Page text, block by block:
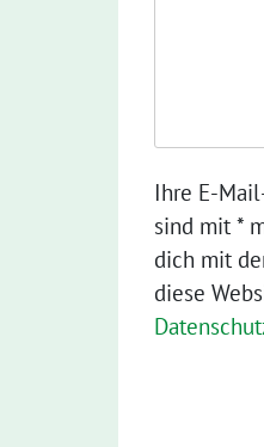
Ihre E-
sind mit *
dich mit
diese